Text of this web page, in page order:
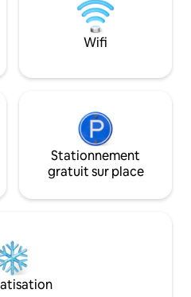
pour
et
est
ou sur la
carrelée à
supplémentaires
affaires. Lit Queen Size moelleux.
Idéalement situé
restaurants, ou
Wifi
Stationnement
gratuit sur place